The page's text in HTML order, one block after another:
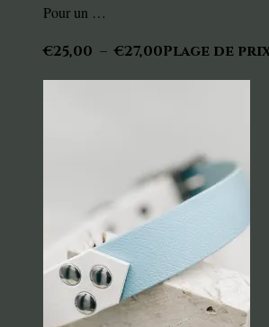
Pour un …
€25,00 – €27,00Plage de prix